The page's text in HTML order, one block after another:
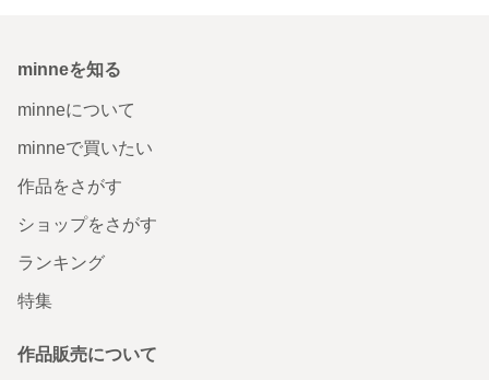
minneを知る
minneについて
minneで買いたい
作品をさがす
ショップをさがす
ランキング
特集
作品販売について